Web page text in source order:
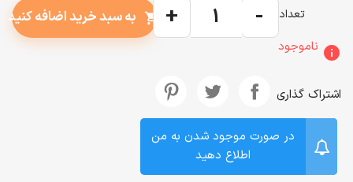
تعداد -
+
shopping_cart به سبد خرید اضافه کنید
info ناموجود
اشتراک گذاری
در صورت موجود شدن به من
اطلاع دهید